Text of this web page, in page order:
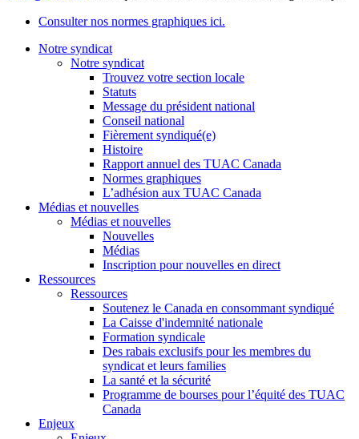
Consulter nos normes graphiques ici.
Notre syndicat
Notre syndicat
Trouvez votre section locale
Statuts
Message du président national
Conseil national
Fièrement syndiqué(e)
Histoire
Rapport annuel des TUAC Canada
Normes graphiques
L’adhésion aux TUAC Canada
Médias et nouvelles
Médias et nouvelles
Nouvelles
Médias
Inscription pour nouvelles en direct
Ressources
Ressources
Soutenez le Canada en consommant syndiqué
La Caisse d'indemnité nationale
Formation syndicale
Des rabais exclusifs pour les membres du
syndicat et leurs families
La santé et la sécurité
Programme de bourses pour l’équité des TUAC
Canada
Enjeux